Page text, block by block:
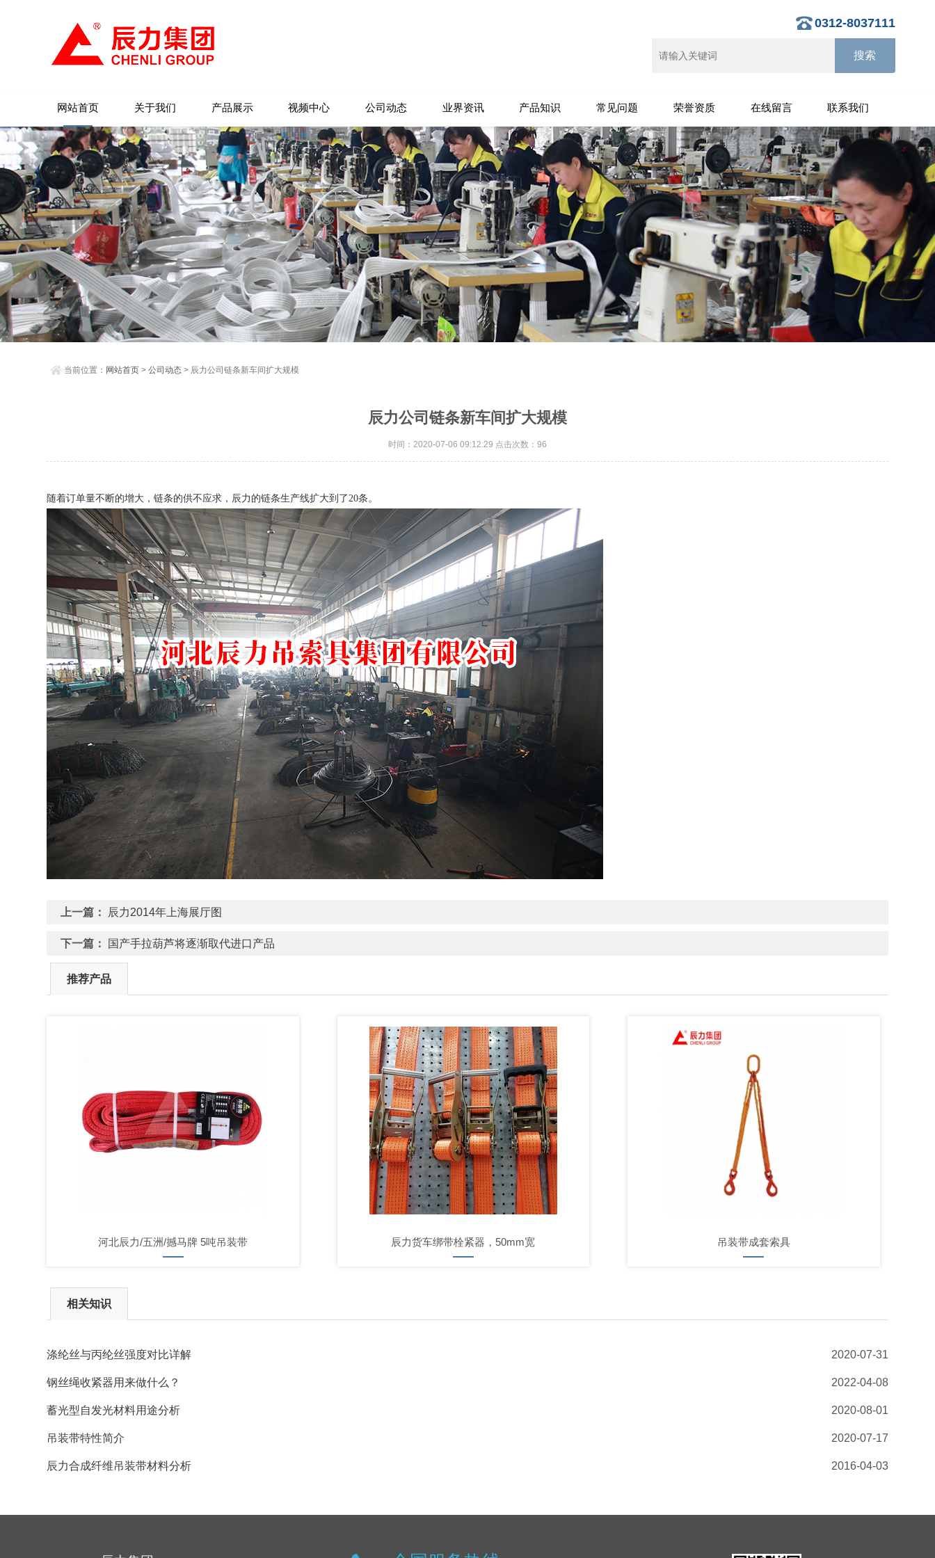
0312-8037111
网站首页 关于我们 产品展示 视频中心 公司动态 业界资讯 产品知识 常见问题 荣誉资质 在线留言 联系我们
当前位置： 网站首页 >公司动态 > 辰力公司链条新车间扩大规模
辰力公司链条新车间扩大规模
时间：2020-07-06 09:12:29 点击次数：96
随着订单量不断的增大，链条的供不应求，辰力的链条生产线扩大到了20条。
上一篇： 辰力2014年上海展厅图
下一篇： 国产手拉葫芦将逐渐取代进口产品
推荐产品
河北辰力/五洲/撼马牌 5吨吊装带 辰力货车绑带栓紧器，50mm宽 吊装带成套索具
相关知识
涤纶丝与丙纶丝强度对比详解 2020-07-31
钢丝绳收紧器用来做什么？ 2022-04-08
蓄光型自发光材料用途分析 2020-08-01
吊装带特性简介 2020-07-17
辰力合成纤维吊装带材料分析 2016-04-03